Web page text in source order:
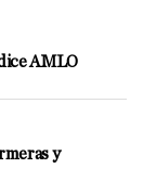
AMLO
y